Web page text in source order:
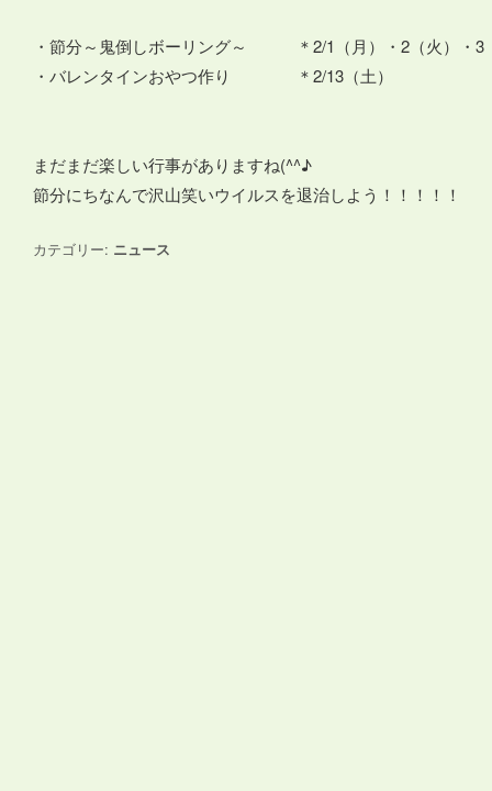
・節分～鬼倒しボーリング～ ＊2/1（月）・2（火）・3
・バレンタインおやつ作り ＊2/13（土）
まだまだ楽しい行事がありますね(^^♪
節分にちなんで沢山笑いウイルスを退治しよう！！！！！
カテゴリー: ニュース